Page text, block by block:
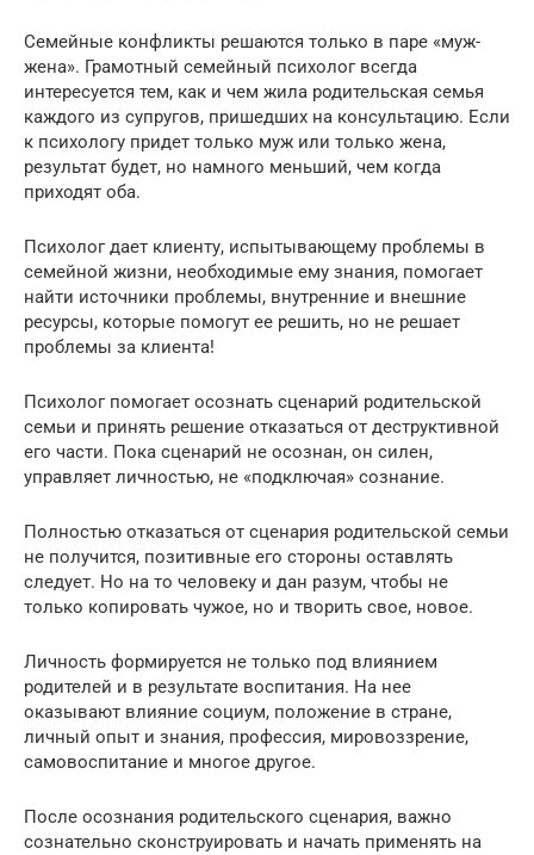
Семейные конфликты решаются только в паре «муж-
жена». Грамотный семейный психолог всегда
интересуется тем, как и чем жила родительская семья
каждого из супругов, пришедших на консультацию. Если
к психологу придет только муж или только жена,
результат будет, но намного меньший, чем когда
приходят оба.
Психолог дает клиенту, испытывающему проблемы в
семейной жизни, необходимые ему знания, помогает
найти источники проблемы, внутренние и внешние
ресурсы, которые помогут ее решить, но не решает
проблемы за клиента!
Психолог помогает осознать сценарий родительской
семьи и принять решение отказаться от деструктивной
его части. Пока сценарий не осознан, он силен,
управляет личностью, не «подключая» сознание.
Полностью отказаться от сценария родительской семьи
не получится, позитивные его стороны оставлять
следует. Но на то человеку и дан разум, чтобы не
только копировать чужое, но и творить свое, новое.
Личность формируется не только под влиянием
родителей и в результате воспитания. На нее
оказывают влияние социум, положение в стране,
личный опыт и знания, профессия, мировоззрение,
самовоспитание и многое другое.
После осознания родительского сценария, важно
сознательно сконструировать и начать применять на